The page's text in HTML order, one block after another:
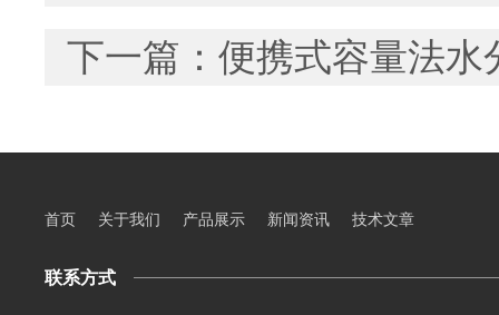
下一篇： 便携式容量法水
首页 关于我们 产品展示 新闻资讯 技术文章
联系方式